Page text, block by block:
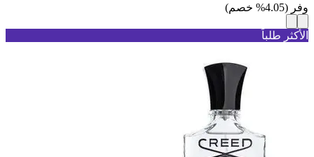
وفر (
4.05
% خصم)
الأكثر طلباً